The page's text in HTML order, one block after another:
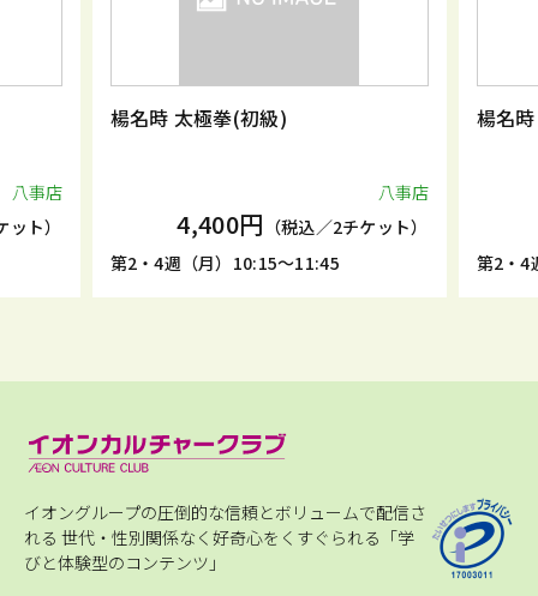
八事店
ト）
楊名時 太極拳(初級)
八事店
4,400円 （税込／2チケット）
第2・4週（月）10:15～11:45
楊名
第2・4
イオングループの圧倒的な信頼とボリュームで配信さ
れる 世代・性別関係なく好奇心をくすぐられる「学
びと体験型のコンテンツ」